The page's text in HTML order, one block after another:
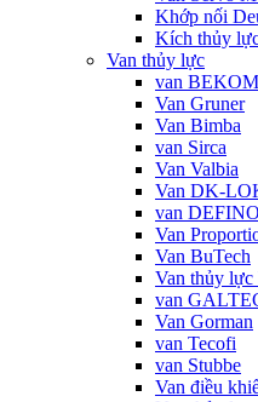
Khớp nối
Kích thủy
Van thủy lực
van
Van Gruner
Van Bimba
van Sirca
Van Valbia
Van DK-
van
Van
Van BuTech
Van thủy lực
van
Van Gorman
van Tecofi
van Stubbe
Van điều